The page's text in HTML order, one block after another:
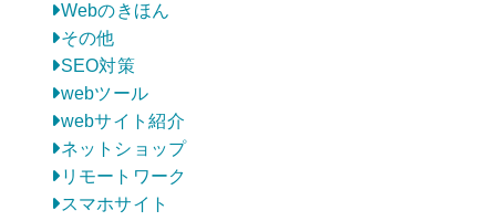
Webのきほん
その他
SEO対策
webツール
webサイト紹介
ネットショップ
リモートワーク
スマホサイト